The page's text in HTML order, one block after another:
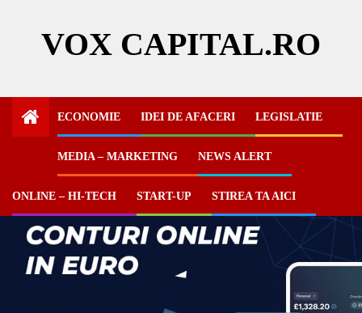
VOX CAPITAL.RO
ECONOMIE IDEI DE AFACERI LEGISLATIE
MEDIA – MARKETING NEWS ALERT
ONLINE – HI-TECH START-UP STIREA TA AICI